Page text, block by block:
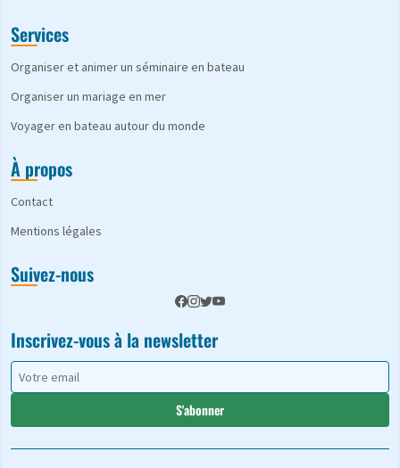
Services
Organiser et animer un séminaire en bateau
Organiser un mariage en mer
Voyager en bateau autour du monde
À propos
Contact
Mentions légales
Suivez-nous
Inscrivez-vous à la newsletter
S'abonner